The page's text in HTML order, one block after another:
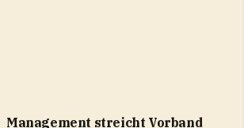
Management streicht Vorband